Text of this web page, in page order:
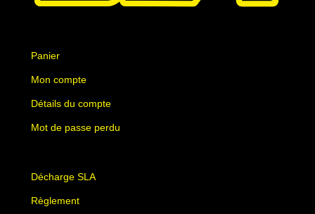
Panier
Mon compte
Détails du compte
Mot de passe perdu
Décharge SLA
Règlement